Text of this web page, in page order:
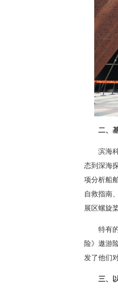
二、
滨海
态到深海
项分析船
自救指南
展区螺旋
特有
险》遨游
发了他们
三、